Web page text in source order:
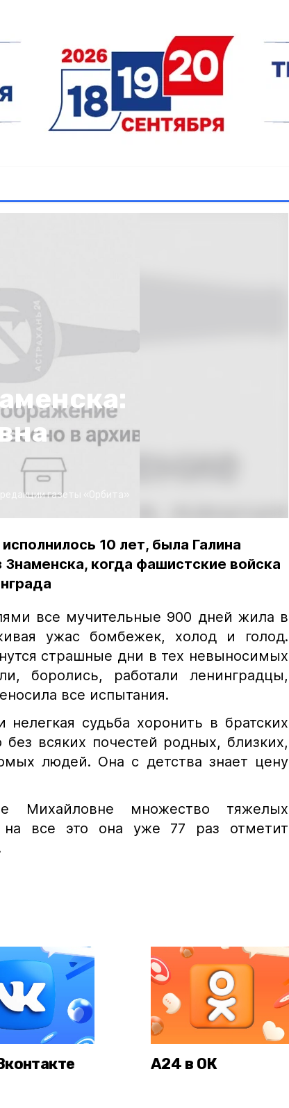
редакции газеты «Орбита»
10 лет, была Галина
когда фашистские войска
все мучительные 900 дней жила в
ужас бомбежек, холод и голод.
страшные дни в тех невыносимых
боролись, работали ленинградцы,
все испытания.
судьба хоронить в братских
всяких почестей родных, близких,
людей. Она с детства знает цену
Михайловне множество тяжелых
на все это она уже 77 раз отметит
А24 в ОК